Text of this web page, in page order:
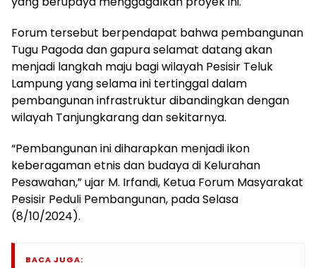
Forum tersebut berpendapat bahwa pembangunan
Tugu Pagoda dan gapura selamat datang akan
menjadi langkah maju bagi wilayah Pesisir Teluk
Lampung yang selama ini tertinggal dalam
pembangunan infrastruktur dibandingkan dengan
wilayah Tanjungkarang dan sekitarnya.
“Pembangunan ini diharapkan menjadi ikon
keberagaman etnis dan budaya di Kelurahan
Pesawahan,” ujar M. Irfandi, Ketua Forum Masyarakat
Pesisir Peduli Pembangunan, pada Selasa
(8/10/2024).
BACA JUGA: